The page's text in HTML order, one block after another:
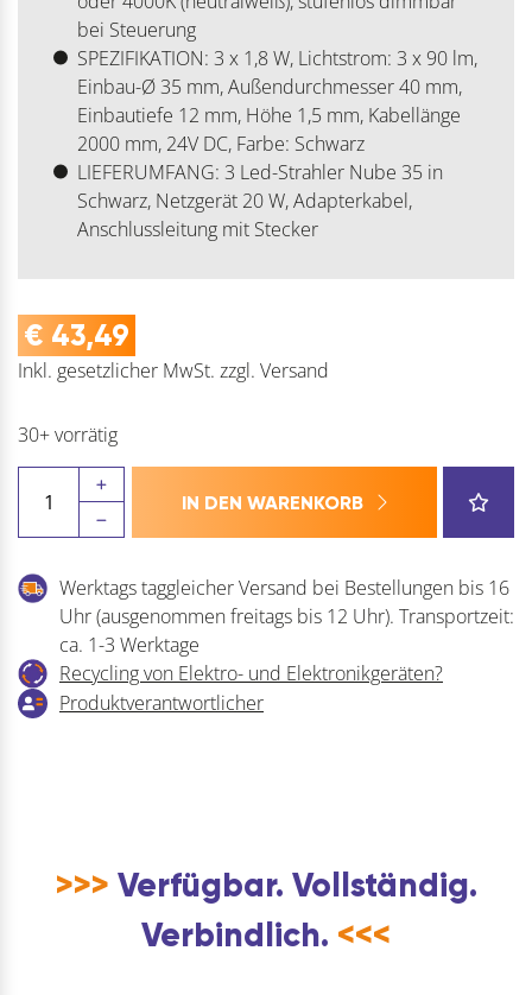
bei Steuerung
SPEZIFIKATION: 3 x 1,8 W, Lichtstrom: 3 x 90 lm,
Einbau-Ø 35 mm, Außendurchmesser 40 mm,
Einbautiefe 12 mm, Höhe 1,5 mm, Kabellänge
2000 mm, 24V DC, Farbe: Schwarz
LIEFERUMFANG: 3 Led-Strahler Nube 35 in
Schwarz, Netzgerät 20 W, Adapterkabel,
Anschlussleitung mit Stecker
€ 43,49
Inkl. gesetzlicher MwSt. zzgl. Versand
30+ vorrätig
Leuchte
Nube
Menge
IN DEN WARENKORB
Werktags taggleicher Versand bei Bestellungen bis 16
Uhr (ausgenommen freitags bis 12 Uhr). Transportzeit:
ca. 1-3 Werktage
Recycling von Elektro- und Elektronikgeräten?
Produktverantwortlicher
>>> Verfügbar. Vollständig.
Verbindlich. <<<